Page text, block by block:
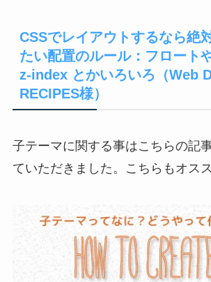
CSSでレイアウトするなら絶
たい配置のルール：フロート
z-index とかいろいろ（Web
RECIPES様）
子テーマに関する事はこちらの記
ていただきました。こちらもオスス